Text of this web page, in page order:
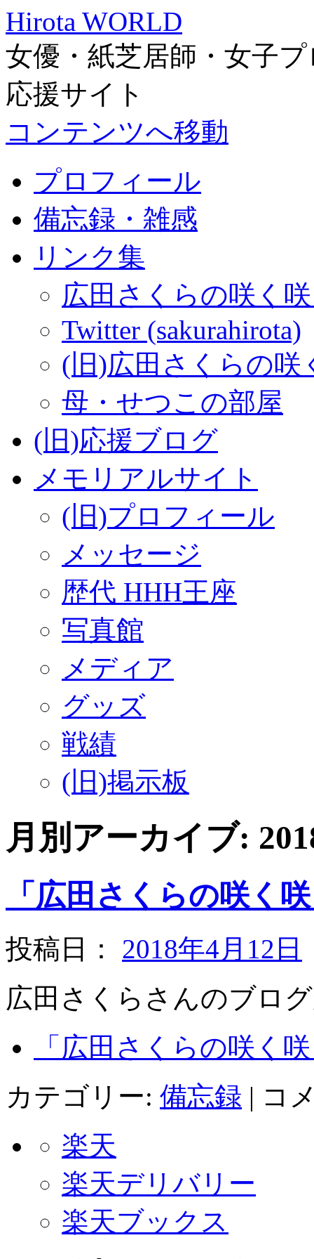
Hirota WORLD
女優・紙芝居師・女子
応援サイト
コンテンツへ移動
プロフィール
備忘録・雑感
リンク集
広田さくらの咲く
Twitter (sakurahirota)
(旧)広田さくらの咲
母・せつこの部屋
(旧)応援ブログ
メモリアルサイト
(旧)プロフィール
メッセージ
歴代 HHH王座
写真館
メディア
グッズ
戦績
(旧)掲示板
月別アーカイブ:
「広田さくらの咲く
投稿日：
2018年4月12日
広田さくらさんのブロ
「広田さくらの咲く
カテゴリー: 備忘録 | コ
楽天
楽天デリバリー
楽天ブックス